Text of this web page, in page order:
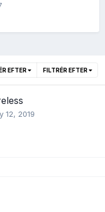
EFTER FILTRÉR EFTER
12, 2019